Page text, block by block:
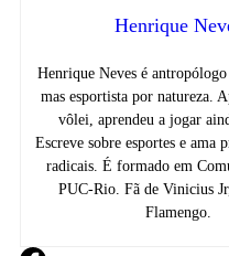
Henrique
Henrique Neves é
mas esportista por natureza.
vôlei, aprendeu a jogar
Escreve sobre esportes e ama
radicais. É formado em
PUC-Rio. Fã de Vinicius
Flamengo.